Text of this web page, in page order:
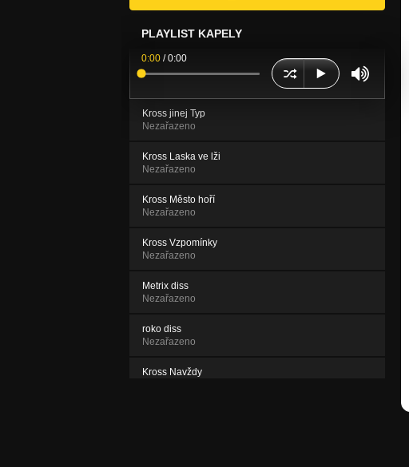
PLAYLIST KAPELY
0:00 /0:00
Kross jinej Typ
Nezařazeno
Kross Laska ve lži
Nezařazeno
Kross Město hoří
Nezařazeno
Kross Vzpomínky
Nezařazeno
Metrix diss
Nezařazeno
roko diss
Nezařazeno
Kross Navždy